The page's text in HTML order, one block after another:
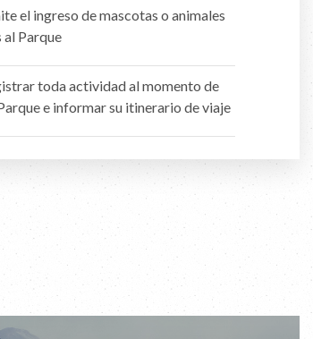
el ingreso de mascotas o animales
Parque
toda actividad al momento de
e informar su itinerario de viaje